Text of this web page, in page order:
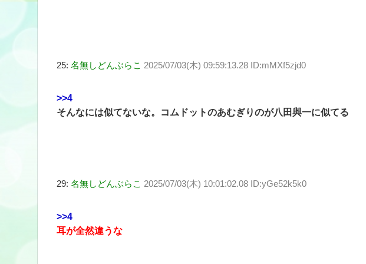
25: 名無しどんぶらこ 2025/07/03(木) 09:59:13.28 ID:mMXf5zjd0
>>4
そんなには似てないな。コムドットのあむぎりのが八田與一に似てる
29: 名無しどんぶらこ 2025/07/03(木) 10:01:02.08 ID:yGe52k5k0
>>4
耳が全然違うな